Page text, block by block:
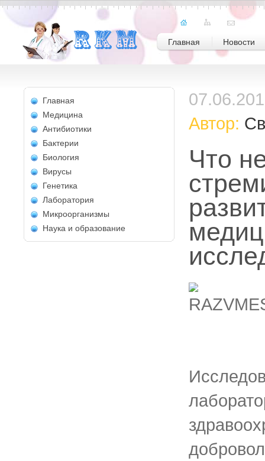
Главная Новости
Главная
Медицина
Антибиотики
Бактерии
Биология
Вирусы
Генетика
Лаборатория
Микроорганизмы
Наука и образование
Автор:
Что